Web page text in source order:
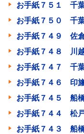
お手紙７５１ 千
お手紙７５０ 千
お手紙７４９ 佐
お手紙７４８ 川
お手紙７４７ 千
お手紙７４６ 印
お手紙７４５ 船
お手紙７４４ 松
お手紙７４３ 船